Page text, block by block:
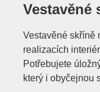
Vestavěné
Vestavěné skříně
realizacích
Potřebujete
který i obyčejnou